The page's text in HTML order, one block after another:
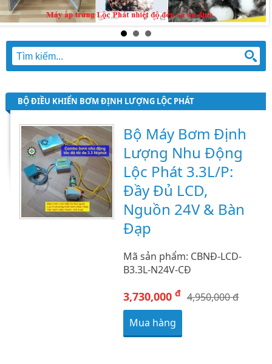
BỘ ĐIỀU KHIỂN BƠM ĐỊNH LƯỢNG LỘC PHÁT
Bộ Máy Bơm Định
Lượng Nhu Động
Lộc Phát 3.3L/P:
Đầy Đủ LCD,
Nguồn 24V & Bàn
Đạp
Mã sản phẩm: CBNĐ-LCD-
B3.3L-N24V-CĐ
3,730,000đ 4,950,000 đ
Mua hàng